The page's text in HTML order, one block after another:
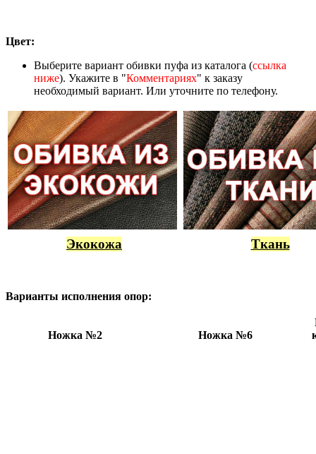
Цвет:
Выберите вариант обивки пуфа из каталога (ссылка
ниже). Укажите в "Комментариях" к заказу
необходимый вариант. Или уточните по телефону.
Экокожа Ткань
Варианты исполнения опор:
Ножка №2 Ножка №6